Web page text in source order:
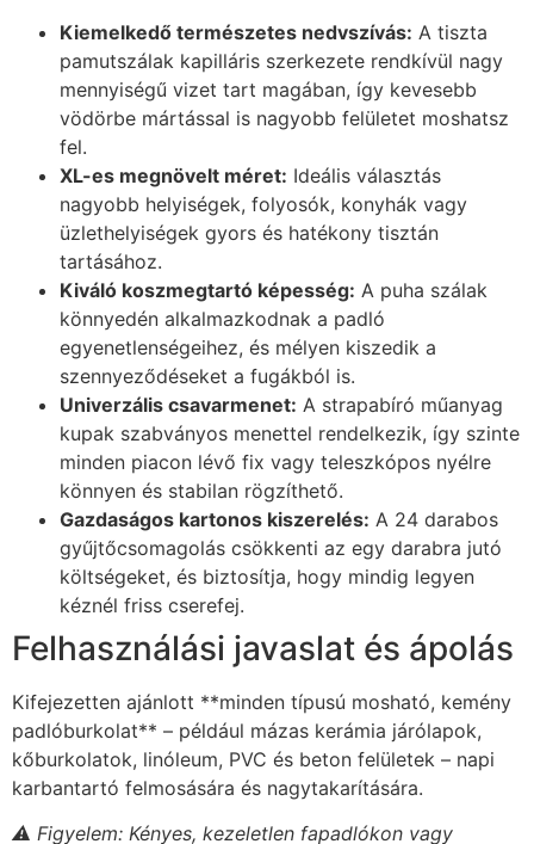
Kiemelkedő természetes nedvszívás: A tiszta
pamutszálak kapilláris szerkezete rendkívül nagy
mennyiségű vizet tart magában, így kevesebb
vödörbe mártással is nagyobb felületet moshatsz
fel.
XL-es megnövelt méret: Ideális választás
nagyobb helyiségek, folyosók, konyhák vagy
üzlethelyiségek gyors és hatékony tisztán
tartásához.
Kiváló koszmegtartó képesség: A puha szálak
könnyedén alkalmazkodnak a padló
egyenetlenségeihez, és mélyen kiszedik a
szennyeződéseket a fugákból is.
Univerzális csavarmenet: A strapabíró műanyag
kupak szabványos menettel rendelkezik, így szinte
minden piacon lévő fix vagy teleszkópos nyélre
könnyen és stabilan rögzíthető.
Gazdaságos kartonos kiszerelés: A 24 darabos
gyűjtőcsomagolás csökkenti az egy darabra jutó
költségeket, és biztosítja, hogy mindig legyen
kéznél friss cserefej.
Felhasználási javaslat és ápolás
Kifejezetten ajánlott **minden típusú mosható, kemény
padlóburkolat** – például mázas kerámia járólapok,
kőburkolatok, linóleum, PVC és beton felületek – napi
karbantartó felmosására és nagytakarítására.
⚠️ Figyelem: Kényes, kezeletlen fapadlókon vagy